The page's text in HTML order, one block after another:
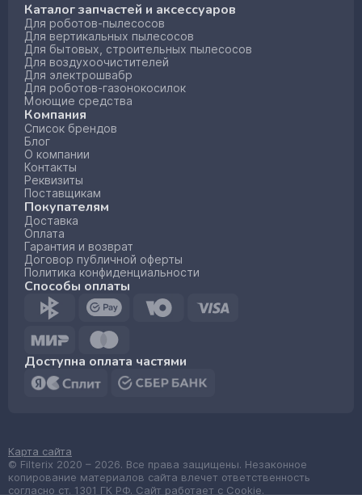
Каталог запчастей и аксессуаров
Для роботов-пылесосов
Для вертикальных пылесосов
Для бытовых, строительных пылесосов
Для воздухоочистителей
Для электрошвабр
Для роботов-газонокосилок
Моющие средства
Компания
Список брендов
Блог
О компании
Контакты
Реквизиты
Поставщикам
Покупателям
Доставка
Оплата
Гарантия и возврат
Договор публичной оферты
Политика конфиденциальности
Способы оплаты
Доступна оплата частями
© Filterix 2020 – 2026. Все права защищены. Незаконное
копирование материалов сайта влечет ответственность
согласно ст. 1301 ГК РФ. Сайт работает с Cookie.
Карта сайта